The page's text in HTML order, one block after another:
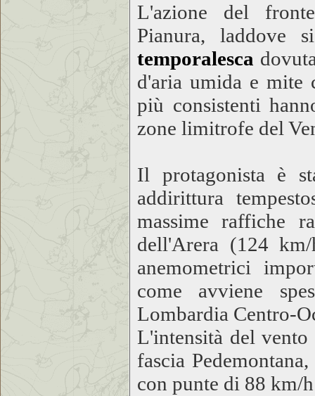
L'azione del
Pianura, laddove
temporalesca
d'aria umida e mite
più consistenti
zone limitrofe del
Il protagonista è
addirittura
massime raffiche
dell'Arera (124
anemometrici
come avviene
Lombardia Centro-
L'intensità del
fascia
con punte di 88 km/